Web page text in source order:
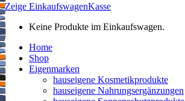
Zeige EinkaufswagenKasse
Keine Produkte im Einkaufswagen.
Home
Shop
Eigenmarken
hauseigene Kosmetikprodukte
hauseigene Nahrungsergänzungen